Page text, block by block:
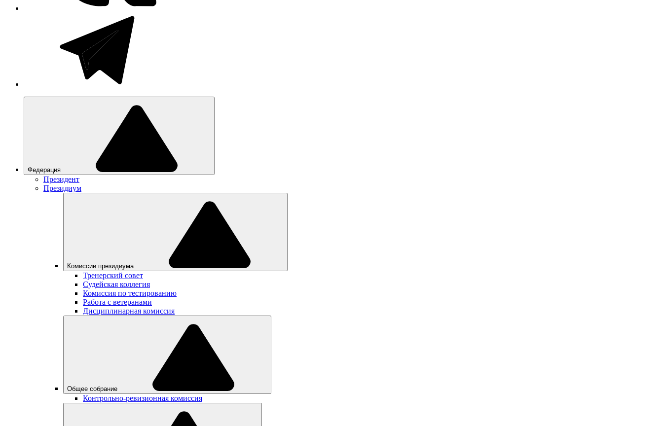
Федерация
Президент
Президиум
Комиссии президиума
Тренерский совет
Судейская коллегия
Комиссия по тестированию
Работа с ветеранами
Дисциплинарная комиссия
Общее собрание
Контрольно-ревизионная комиссия